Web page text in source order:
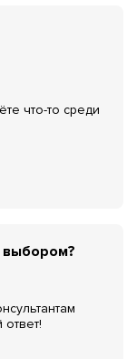
что-то среди
выбором?